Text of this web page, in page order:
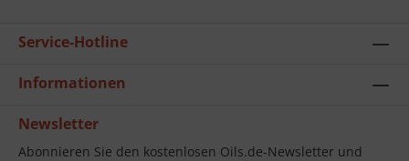
Service-Hotline
Informationen
Newsletter
Abonnieren Sie den kostenlosen Oils.de-Newsletter und